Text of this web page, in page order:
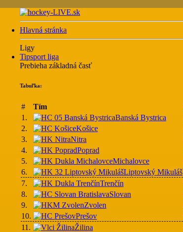
Hlavná stránka
Ligy
Tipsport liga
Prebieha základná časť
Tabuľka:
# Tím
1.
Banská Bystrica
2.
Košice
3.
Nitra
4.
Poprad
5.
Michalovce
6.
Liptovský Mikuláš
7.
Trenčín
8.
Slovan
9.
Zvolen
10.
Prešov
11.
Žilina